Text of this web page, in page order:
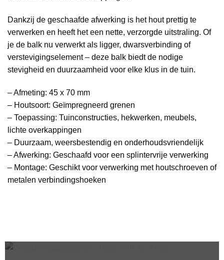
Dankzij de geschaafde afwerking is het hout prettig te
verwerken en heeft het een nette, verzorgde uitstraling. Of
je de balk nu verwerkt als ligger, dwarsverbinding of
verstevigingselement – deze balk biedt de nodige
stevigheid en duurzaamheid voor elke klus in de tuin.
– Afmeting: 45 x 70 mm
– Houtsoort: Geïmpregneerd grenen
– Toepassing: Tuinconstructies, hekwerken, meubels,
lichte overkappingen
– Duurzaam, weersbestendig en onderhoudsvriendelijk
– Afwerking: Geschaafd voor een splintervrije verwerking
– Montage: Geschikt voor verwerking met houtschroeven of
metalen verbindingshoeken